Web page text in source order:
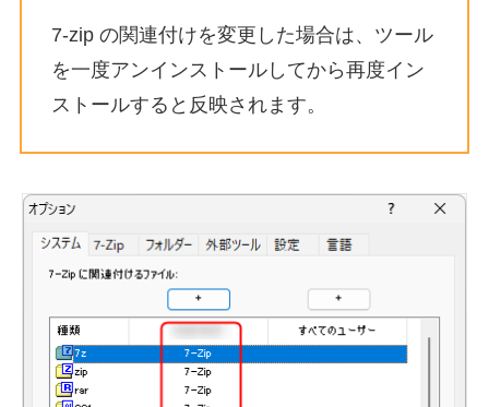
7-zip の関連付けを変更した場合は、ツール
を一度アンインストールしてから再度イン
ストールすると反映されます。